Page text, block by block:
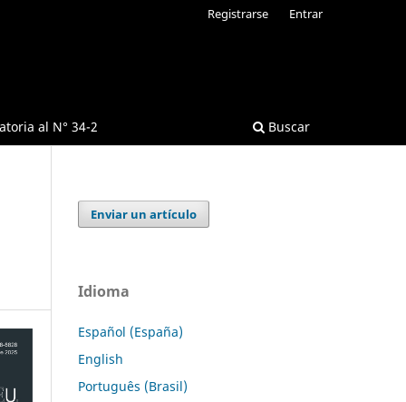
al N° 34-2 Buscar
Registrarse Entrar
Enviar un artículo
Idioma
Español (España)
English
Português (Brasil)